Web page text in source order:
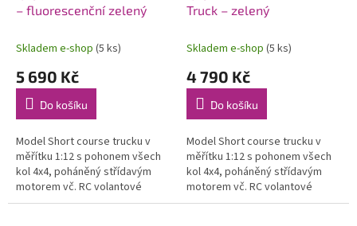
– fluorescenční zelený
Skladem e-shop (5 ks)
5 690 Kč
Do košíku
Model Short course trucku v
měřítku 1:12 s pohonem všech
kol 4x4, poháněný střídavým
motorem vč. RC volantové
soupravy 2,4 GHz. Bez
Truck – zelený
Skladem e-shop (5 ks)
4 790 Kč
Do košíku
Model Short course trucku v
měřítku 1:12 s pohonem všech
kol 4x4, poháněný střídavým
motorem vč. RC volantové
soupravy 2,4 GHz, 2S LiPo